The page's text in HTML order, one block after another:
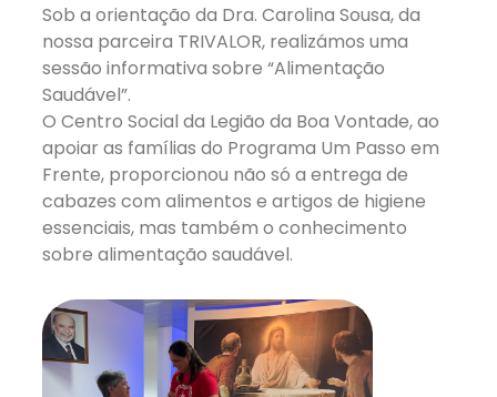
Sob a orientação da Dra. Carolina Sousa, da
nossa parceira TRIVALOR, realizámos uma
sessão informativa sobre “Alimentação
Saudável”.
O Centro Social da Legião da Boa Vontade, ao
apoiar as famílias do Programa Um Passo em
Frente, proporcionou não só a entrega de
cabazes com alimentos e artigos de higiene
essenciais, mas também o conhecimento
sobre alimentação saudável.